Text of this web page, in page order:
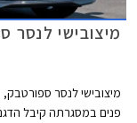
מיצובישי לנסר ספורטבק
מיצובישי לנסר
פנים במסגרתה קיבל